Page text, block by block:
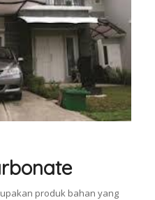
produk bahan yang